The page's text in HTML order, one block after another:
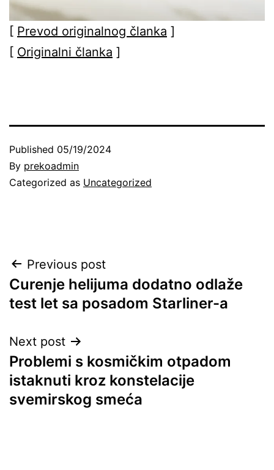
[ Prevod originalnog članka ]
[ Originalni članka ]
Published 05/19/2024
By prekoadmin
Categorized as Uncategorized
Post
navigation
Previous post
Curenje helijuma dodatno odlaže
test let sa posadom Starliner-a
Next post
Problemi s kosmičkim otpadom
istaknuti kroz konstelacije
svemirskog smeća